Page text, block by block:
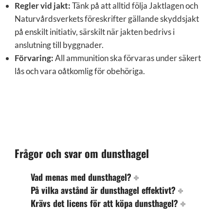
Regler vid jakt:Tänk på att alltid följa Jaktlagen och
Naturvårdsverkets föreskrifter gällande skyddsjakt
på enskilt initiativ, särskilt när jakten bedrivs i
anslutning till byggnader.
Förvaring:All ammunition ska förvaras under säkert
lås och vara oåtkomlig för obehöriga.
Frågor och svar om dunsthagel
Vad menas med dunsthagel?
På vilka avstånd är dunsthagel effektivt?
Krävs det licens för att köpa dunsthagel?